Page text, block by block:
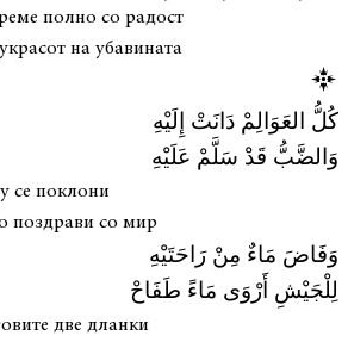
полно со радост
на убавината
كُلُّ العَوَالِمْ دَانَتْ إِلَيْهِ
وَالضَّبُّ قَدْ سَلَّمْ عَلَيْهِ
се поклони
поздрави со мир
وَفَاضَ مَاءٌ مِنْ رَاحَتَيْهِ
لِلْجَيْشِ أَرْوَى مَاءً طَفَاحْ
две дланки